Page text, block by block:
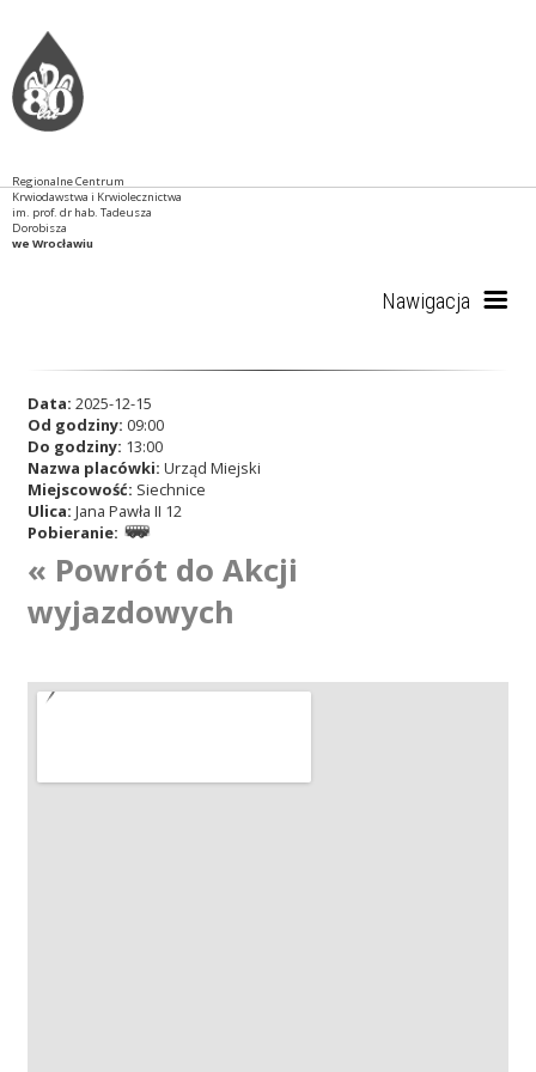
Regionalne Centrum
Krwiodawstwa i Krwiolecznictwa
im. prof. dr hab. Tadeusza
Dorobisza
we Wrocławiu
Nawigacja
RCKiK
Akcje wyjazdowe
Krwiodawcy
Szpitale
Data: 2025-12-15
Od godziny: 09:00
Do godziny: 13:00
Nazwa placówki: Urząd Miejski
Miejscowość: Siechnice
Ulica: Jana Pawła II 12
Pobieranie:
« Powrót do Akcji
wyjazdowych